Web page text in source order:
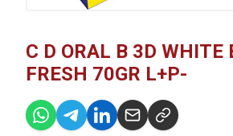
C D ORAL B 3D WHITE
FRESH 70GR L+P-